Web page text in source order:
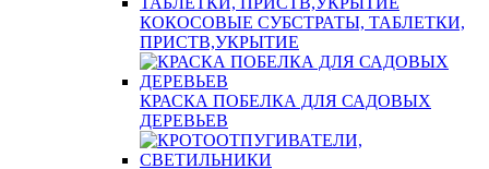
КОКОСОВЫЕ СУБСТРАТЫ, ТАБЛЕТКИ,
ПРИСТВ,УКРЫТИЕ
КРАСКА ПОБЕЛКА ДЛЯ САДОВЫХ
ДЕРЕВЬЕВ